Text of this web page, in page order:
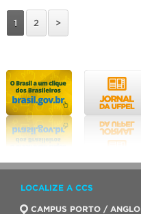
1 2 >
LOCALIZE A CCS
CAMPUS PORTO / ANGLO